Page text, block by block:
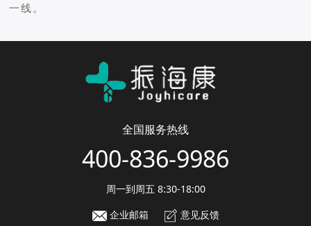
一线。
全国服务热线
400-836-9986
周一到周五 8:30-18:00
企业邮箱
意见反馈